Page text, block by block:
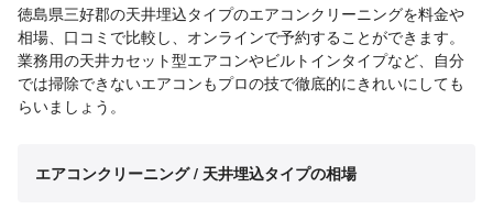
徳島県三好郡の天井埋込タイプのエアコンクリーニングを料金や
相場、口コミで比較し、オンラインで予約することができます。
業務用の天井カセット型エアコンやビルトインタイプなど、自分
では掃除できないエアコンもプロの技で徹底的にきれいにしても
らいましょう。
エアコンクリーニング / 天井埋込タイプの相場